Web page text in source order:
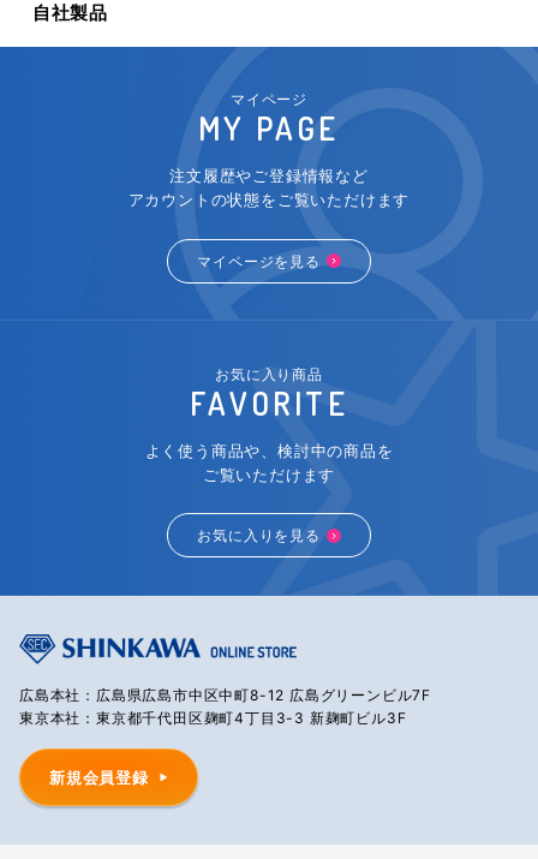
自社製品
マイページ
MY PAGE
注文履歴やご登録情報など
アカウントの状態をご覧いただけます
マイページを見る
お気に入り商品
FAVORITE
よく使う商品や、検討中の商品を
ご覧いただけます
お気に入りを見る
広島本社：広島県広島市中区中町8-12 広島グリーンビル7F
東京本社：東京都千代田区麹町4丁目3-3 新麹町ビル3F
新規会員登録